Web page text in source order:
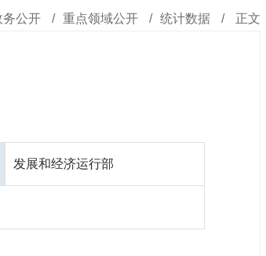
务公开 / 重点领域公开 / 统计数据 / 正文
发展和经济运行部